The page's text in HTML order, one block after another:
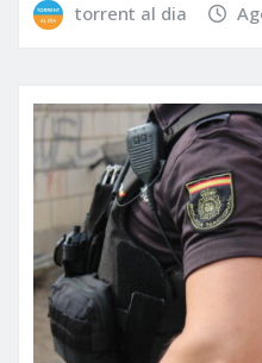
torrent al dia